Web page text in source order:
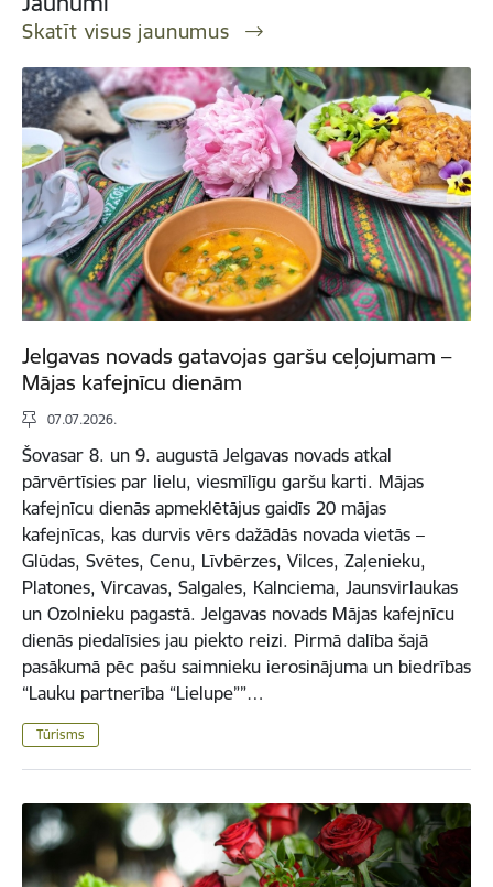
Skatīt visus jaunumus
Jelgavas novads gatavojas garšu ceļojumam –
Mājas kafejnīcu dienām
07.07.2026.
Šovasar 8. un 9. augustā Jelgavas novads atkal
pārvērtīsies par lielu, viesmīlīgu garšu karti. Mājas
kafejnīcu dienās apmeklētājus gaidīs 20 mājas
kafejnīcas, kas durvis vērs dažādās novada vietās –
Glūdas, Svētes, Cenu, Līvbērzes, Vilces, Zaļenieku,
Platones, Vircavas, Salgales, Kalnciema, Jaunsvirlaukas
un Ozolnieku pagastā. Jelgavas novads Mājas kafejnīcu
dienās piedalīsies jau piekto reizi. Pirmā dalība šajā
pasākumā pēc pašu saimnieku ierosinājuma un biedrības
“Lauku partnerība “Lielupe””…
Tūrisms